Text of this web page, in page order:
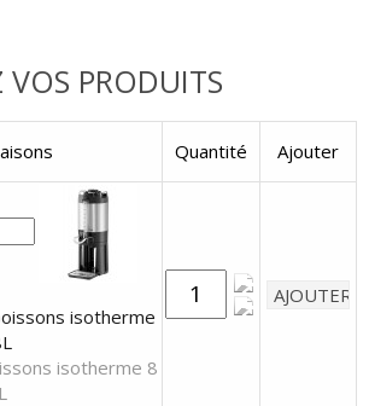
VOS PRODUITS
Quantité Ajouter
isotherme
isotherme 8
L